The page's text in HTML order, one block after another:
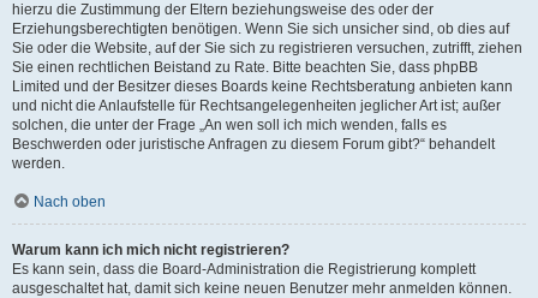
hierzu die Zustimmung der Eltern beziehungsweise des oder der
Erziehungsberechtigten benötigen. Wenn Sie sich unsicher sind, ob dies auf
Sie oder die Website, auf der Sie sich zu registrieren versuchen, zutrifft, ziehen
Sie einen rechtlichen Beistand zu Rate. Bitte beachten Sie, dass phpBB
Limited und der Besitzer dieses Boards keine Rechtsberatung anbieten kann
und nicht die Anlaufstelle für Rechtsangelegenheiten jeglicher Art ist; außer
solchen, die unter der Frage „An wen soll ich mich wenden, falls es
Beschwerden oder juristische Anfragen zu diesem Forum gibt?“ behandelt
werden.
Nach oben
Warum kann ich mich nicht registrieren?
Es kann sein, dass die Board-Administration die Registrierung komplett
ausgeschaltet hat, damit sich keine neuen Benutzer mehr anmelden können.